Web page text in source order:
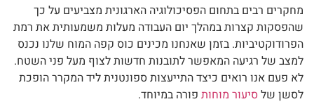
מחקרים רבים בתחום הפסיכולוגיה הארגונית מצביעים על כך
שהפסקות קצרות במהלך יום העבודה מעלות משמעותית את רמת
הפרודוקטיביות. בזמן שאנחנו מכינים כוס קפה המוח שלנו נכנס
למצב של רגיעה המאפשר לתובנות חדשות לצוף מעל פני השטח.
לא פעם אנו רואים כיצד התייעצות ספונטנית ליד המקרר הופכת
לסשן של סיעור מוחות פורה במיוחד.